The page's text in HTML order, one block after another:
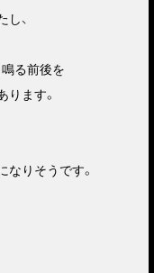
、
る前後を
ます。
なりそうです。